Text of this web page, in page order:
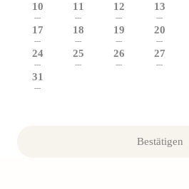
10
---
11
---
12
---
13
---
17
---
18
---
19
---
20
---
24
---
25
---
26
---
27
---
31
---
Bestätigen